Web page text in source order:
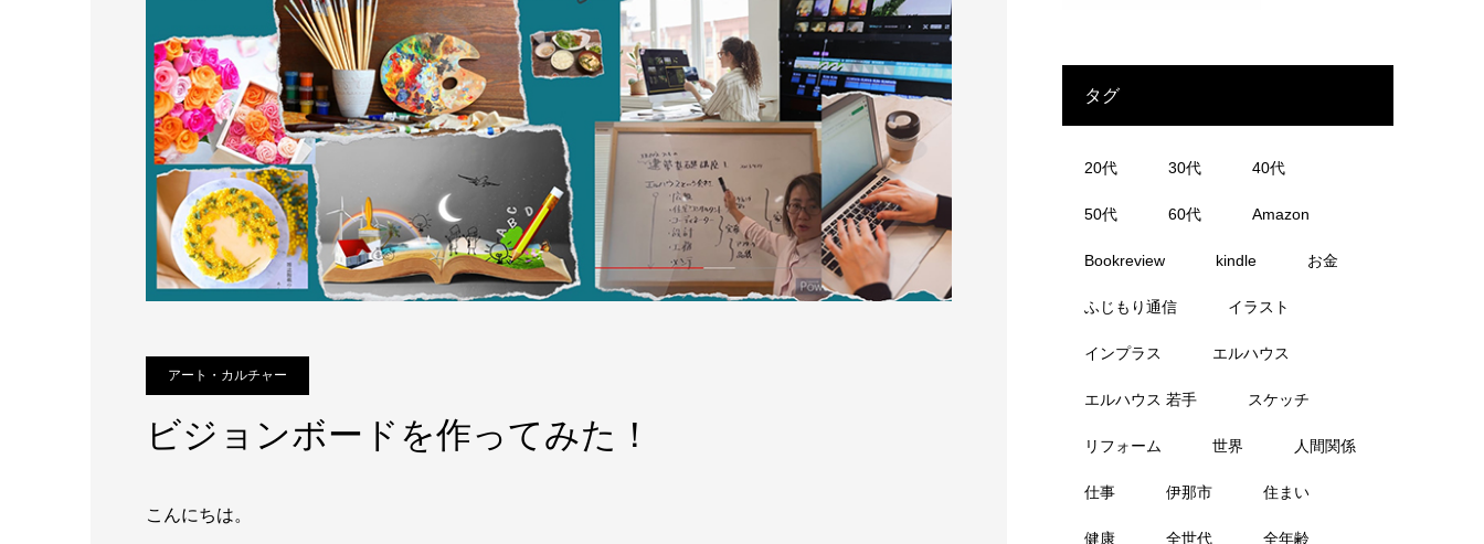
アート・カルチャー
ビジョンボードを作ってみた！
こんにちは。
タグ
20代 30代 40代
50代 60代 Amazon
Bookreview kindle お金
ふじもり通信 イラスト
インプラス エルハウス
エルハウス 若手 スケッチ
リフォーム 世界 人間関係
仕事 伊那市 住まい
健康 全世代 全年齢